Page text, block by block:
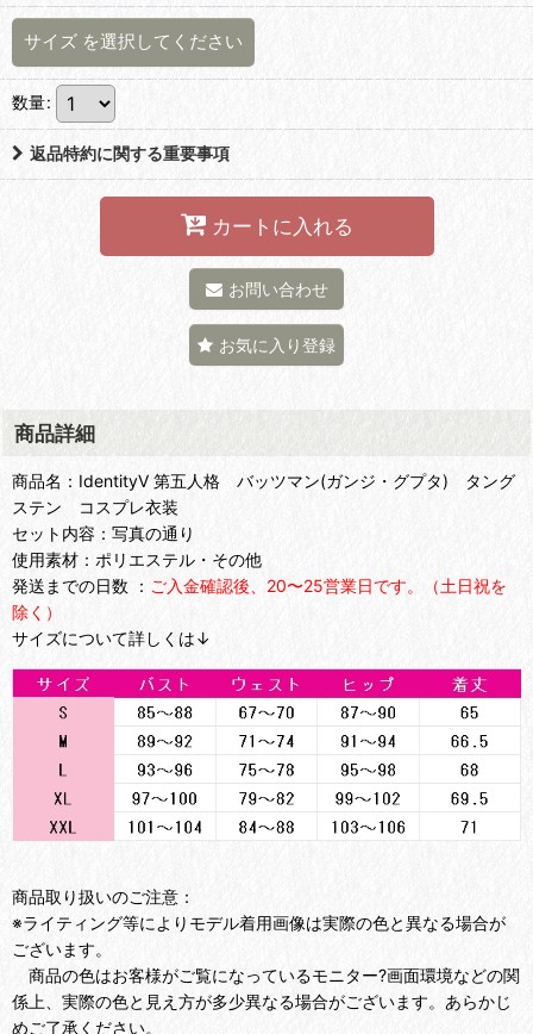
サイズ を選択してください
数量:
返品特約に関する重要事項
カートに入れる
お問い合わせ
お気に入り登録
商品詳細
商品名：IdentityV 第五人格 バッツマン(ガンジ・グプタ) タング
ステン コスプレ衣装
セット内容：写真の通り
使用素材：ポリエステル・その他
発送までの日数 ： ご入金確認後、20〜25営業日です。（土日祝を
除く）
サイズについて詳しくは↓
商品取り扱いのご注意：
※ライティング等によりモデル着用画像は実際の色と異なる場合が
ございます。
商品の色はお客様がご覧になっているモニター?画面環境などの関
係上、実際の色と見え方が多少異なる場合がございます。あらかじ
めご了承ください。